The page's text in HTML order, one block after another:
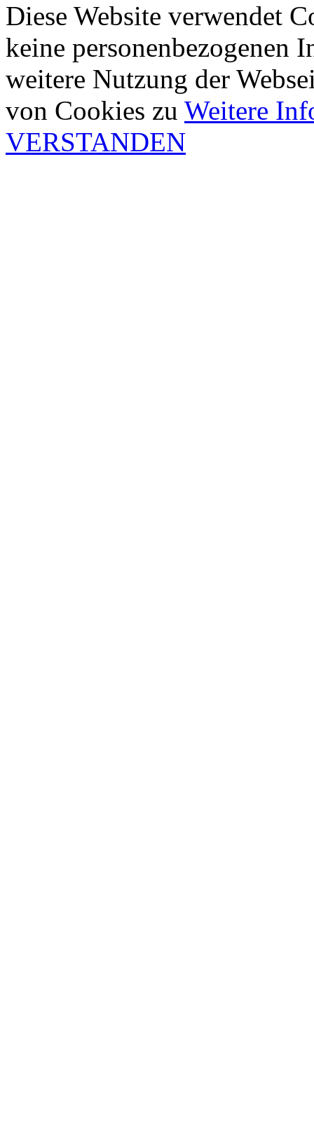
Diese Website verwendet
keine personenbezogenen
weitere Nutzung der
von Cookies zu Weitere
VERSTANDEN